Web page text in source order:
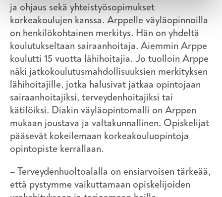
ja ohjaus sekä yhteistyösopimukset
korkeakoulujen kanssa. Arppelle väyläopinnoilla
on henkilökohtainen merkitys. Hän on yhdeltä
koulutukseltaan sairaanhoitaja. Aiemmin Arppe
koulutti 15 vuotta lähihoitajia. Jo tuolloin Arppe
näki jatkokoulutusmahdollisuuksien merkityksen
lähihoitajille, jotka halusivat jatkaa opintojaan
sairaanhoitajiksi, terveydenhoitajiksi tai
kätilöiksi. Diakin väyläopintomalli on Arppen
mukaan joustava ja valtakunnallinen. Opiskelijat
pääsevät kokeilemaan korkeakouluopintoja
opintopiste kerrallaan.
– Terveydenhuoltoalalla on ensiarvoisen tärkeää,
että pystymme vaikuttamaan opiskelijoiden